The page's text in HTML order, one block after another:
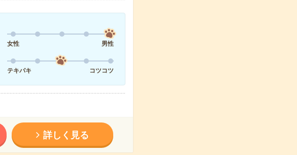
女性
男性
テキパキ
コツコツ
詳しく見る